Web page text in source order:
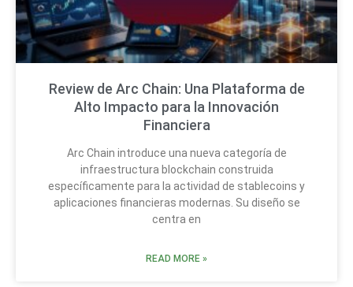
Review de Arc Chain: Una Plataforma de
Alto Impacto para la Innovación
Financiera
Arc Chain introduce una nueva categoría de
infraestructura blockchain construida
específicamente para la actividad de stablecoins y
aplicaciones financieras modernas. Su diseño se
centra en
READ MORE »